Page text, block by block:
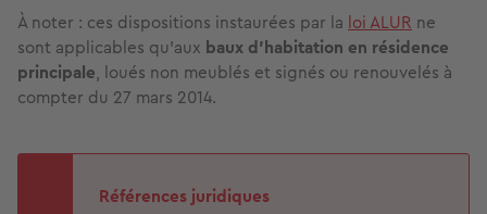
À noter : ces dispositions instaurées par la loi ALUR ne
sont applicables qu'aux baux d'habitation en résidence
principale, loués non meublés et signés ou renouvelés à
compter du 27 mars 2014.
Références juridiques